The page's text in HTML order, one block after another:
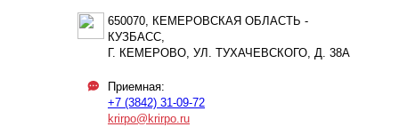
650070, КЕМЕРОВСКАЯ ОБЛАСТЬ -
КУЗБАСС,
Г. КЕМЕРОВО, УЛ. ТУХАЧЕВСКОГО, Д. 38А
Приемная:
+7 (3842) 31-09-72
krirpo@krirpo.ru